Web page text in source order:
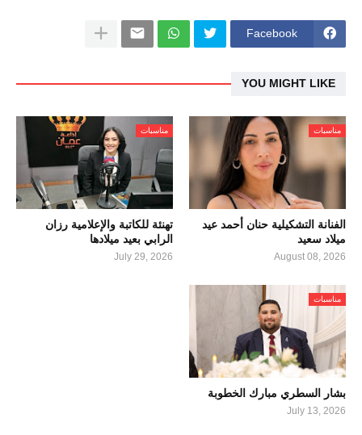
Facebook
YOU MIGHT LIKE
مناسبات
الفنانة التشكيلية حنان أحمد عيد
ميلاد سعيد
August 08, 2026
مناسبات
تهنئة للكاتبة والإعلامية رزان
الرابي بعيد ميلادها
July 29, 2026
مناسبات
بشار السطري مبارك الخطوبة
July 13, 2026